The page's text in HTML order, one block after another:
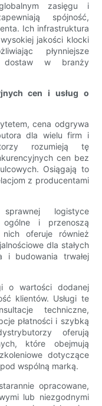
zasięgu i
spójność,
Ich infrastruktura
jakości klocki
płynniejsze
dostaw w branży
cen i usług o
cena odgrywa
dla wielu firm i
rozumieją tę
cen bez
Osiągają to
z producentami
logistyce
i przenoszą
oferuje również
dla stałych
i budowania trwałej
o wartości dodanej
klientów. Usługi te
techniczne,
płatności i szybką
oferują
które obejmują
dotyczące
wspólną marką.
opracowane,
lub niezgodnymi